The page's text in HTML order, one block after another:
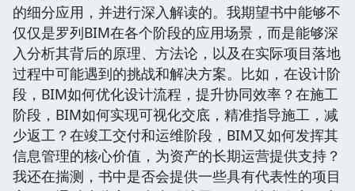
的细分应用，并进行深入解读的。我期望书中能够不
仅仅是罗列BIM在各个阶段的应用场景，而是能够深
入分析其背后的原理、方法论，以及在实际项目落地
过程中可能遇到的挑战和解决方案。比如，在设计阶
段，BIM如何优化设计流程，提升协同效率？在施工
阶段，BIM如何实现可视化交底，精准指导施工，减
少返工？在竣工交付和运维阶段，BIM又如何发挥其
信息管理的核心价值，为资产的长期运营提供支持？
我还在揣测，书中是否会提供一些具有代表性的项目